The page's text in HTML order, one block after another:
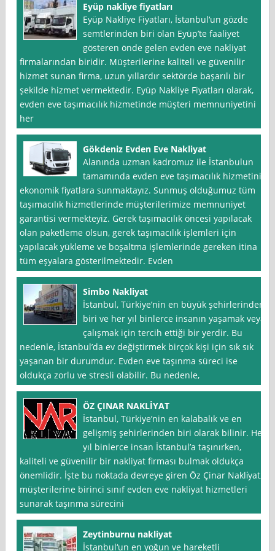
Eyüp nakliye fiyatları
Eyüp Nakliye Fiyatları, İstanbul‘un gözde
semtlerinden biri olan Eyüp’te faaliyet
gösteren önde gelen evden eve nakliyat
firmalarından biridir. Müşterilerine kaliteli ve güvenilir
hizmet sunan firma, uzun yıllardır sektörde başarılı bir
şekilde hizmet vermektedir. Eyüp Nakliye Fiyatları olarak,
evden eve taşımacılık hizmetinde müşteri memnuniyetini
her
Gökdeniz Evden Eve Nakliyat
Alanında uzman kadromuz ile İstanbulun
tamamında evden eve taşımacılık hizmetini
ekonomik fiyatlara sunmaktayız. Sunmuş olduğumuz tüm
taşımacılık hizmetlerinde müşterilerimize memnuniyet
garantisi vermekteyiz. Gerek taşımacılık öncesi yapılacak
olan paketleme olsun, gerek taşımacılık işlemleri için
yapılacak yükleme ve boşaltma işlemlerinde gereken itina
tüm eşyalara gösterilmektedir. Evden
Simbo Nakliyat
İstanbul, Türkiye’nin en büyük şehirlerinden
biri ve her yıl binlerce insanın yaşamak veya
çalışmak için tercih ettiği bir yerdir. Bu
nedenle, İstanbul’da ev değiştirmek birçok kişi için sık sık
yaşanan bir durumdur. Evden eve taşınma süreci ise
oldukça zorlu ve stresli olabilir. Bu nedenle,
ÖZ ÇINAR NAKLİYAT
İstanbul, Türkiye’nin en kalabalık ve en
gelişmiş şehirlerinden biri olarak bilinir. Her
yıl binlerce insan İstanbul’a taşınırken,
kaliteli ve güvenilir bir nakliyat firması bulmak oldukça
önemlidir. İşte bu noktada devreye giren Öz Çinar Nakli̇yat,
müşterilerine birinci sınıf evden eve nakliyat hizmetleri
sunarak taşınma sürecini
Zeytinburnu nakliyat
İstanbul‘un en yoğun ve hareketli